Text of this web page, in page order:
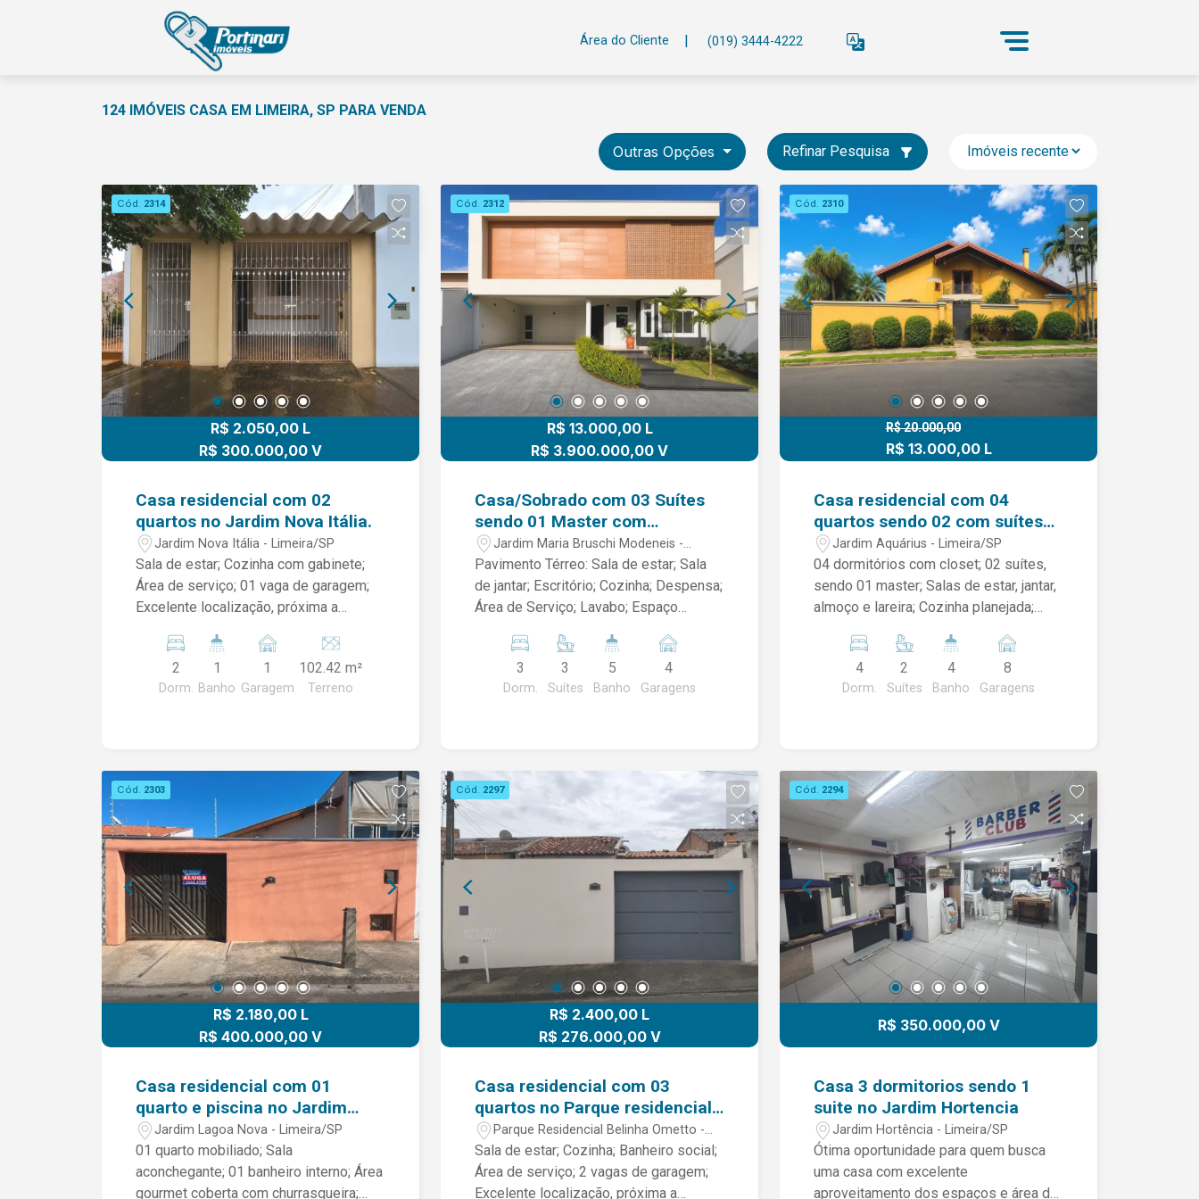
Área do Cliente | (019) 3444-4222
124 IMÓVEIS CASA EM LIMEIRA, SP PARA VENDA
Outras Opções Refinar Pesquisa
Cód. 2314
R$ 2.050,00 L
R$ 300.000,00 V
Casa residencial com 02
quartos no Jardim Nova Itália.
Jardim Nova Itália - Limeira/SP
Sala de estar; Cozinha com gabinete;
Área de serviço; 01 vaga de garagem;
Excelente localização, próxima a
Agende sua visita e venha conhecer
este imóvel. Aproveite esta
oportunidade de morar em um bairro
2
Dorm.
1
Banho
1
Garagem
102.42 m²
Terreno
Cód. 2312
R$ 13.000,00 L
R$ 3.900.000,00 V
Casa/Sobrado com 03 Suítes
sendo 01 Master com
Hidromassagem e Closet,
Piscina e Sauna localizada no
Condomínio Residencial Flora -
Limeira/SP
Jardim Maria Bruschi Modeneis -
Limeira/SP
Pavimento Térreo: Sala de estar; Sala
de jantar; Escritório; Cozinha; Despensa;
Área de Serviço; Lavabo; Espaço
com Sauna; Banheiro externo. Piso
Superior: 03 Suítes com Planejados,
sendo 01 Suíte Master com
bem distribuídos e área de lazer
privativa para aproveitar momentos
especiais com a família e amigos. O
Condomínio Residencial Flora oferece
segurança, tranquilidade e fácil acesso
às principais vias da cidade,
informações e agende sua visita.
3
Dorm.
3
Suítes
5
Banho
4
Garagens
Cód. 2310
R$ 20.000,00
R$ 13.000,00 L
Casa residencial com 04
quartos sendo 02 com suítes
na Jardim Aquárius.
Jardim Aquárius - Limeira/SP
04 dormitórios com closet; 02 suítes,
sendo 01 master; Salas de estar, jantar,
almoço e lareira; Cozinha planejada;
Dependência completa para
funcionários; Lavanderia; Banheiro
externo; Espaço gourmet com
08 descobertas. Observação: A mobília
existente poderá ser retirada, total ou
parcialmente, mediante solicitação do
novo inquilino e alinhamento prévio com
o proprietário, antes da entrega das
chaves. Dessa forma, o imóvel pode
ser locado mobiliado ou com os
ambientes livres, conforme a
preferência do locatário. Uma
oportunidade única para quem procura
um imóvel de alto padrão, com
excelente distribuição dos ambientes,
ampla área de lazer e localização
4
Dorm.
2
Suítes
4
Banho
8
Garagens
Cód. 2303
R$ 2.180,00 L
R$ 400.000,00 V
Casa residencial com 01
quarto e piscina no Jardim
Lagoa Nova - Limeira/Sp
Jardim Lagoa Nova - Limeira/SP
01 quarto mobiliado; Sala
aconchegante; 01 banheiro interno; Área
gourmet coberta com churrasqueira;
Cód. 2297
R$ 2.400,00 L
R$ 276.000,00 V
Casa residencial com 03
quartos no Parque residencial
Belinha Ometto.
Parque Residencial Belinha Ometto -
Limeira/SP
Sala de estar; Cozinha; Banheiro social;
Área de serviço; 2 vagas de garagem;
Excelente localização, próxima a
Cód. 2294
R$ 350.000,00 V
Casa 3 dormitorios sendo 1
suite no Jardim Hortencia
Jardim Hortência - Limeira/SP
Ótima oportunidade para quem busca
uma casa com excelente
aproveitamento dos espaços e área de